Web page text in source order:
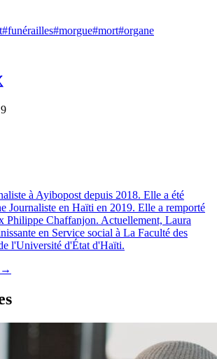
#funérailles#morgue#mort#organe
à Ayibopost depuis 2018. Elle a été
Journaliste en Haïti en 2019. Elle a remporté
Philippe Chaffanjon. Actuellement, Laura
en Service social à La Faculté des
l'Université d'État d'Haïti.
→